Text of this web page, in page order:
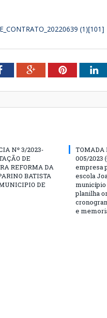
(1)[101]
FacebookGoogle+Pinterest
Nº 3/2023-
DE
REFORMA DA
BATISTA
DE
TOMADA
005/2023
empresa
escola
município
planilha
e